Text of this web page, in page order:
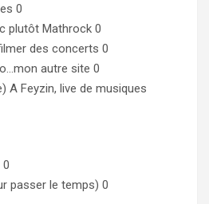
0
plutôt Mathrock 0
des concerts 0
autre site 0
A Feyzin, live de musiques
0
passer le temps) 0